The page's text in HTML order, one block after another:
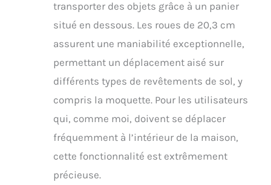
transporter des objets grâce à un panier
situé en dessous. Les roues de 20,3 cm
assurent une maniabilité exceptionnelle,
permettant un déplacement aisé sur
différents types de revêtements de sol, y
compris la moquette. Pour les utilisateurs
qui, comme moi, doivent se déplacer
fréquemment à l’intérieur de la maison,
cette fonctionnalité est extrêmement
précieuse.